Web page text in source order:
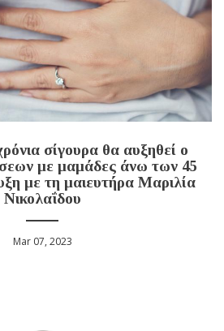
σίγουρα θα αυξηθεί ο
με μαμάδες άνω των 45
με τη μαιευτήρα Μαριλία
Νικολαΐδου
Mar 07, 2023